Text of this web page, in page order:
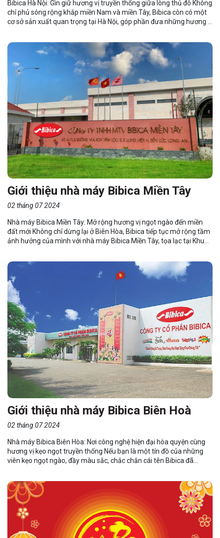
Bibica Hà Nội: Gìn giữ hương vị truyền thống giữa lòng thủ đô Không
chỉ phủ sóng rộng khắp miền Nam và miền Tây, Bibica còn có một
cơ sở sản xuất quan trọng tại Hà Nội, góp phần đưa những hương vị
tại Khu công nghiệp Thăng Long, Hà Nội, một vị trí đắc địa với hệ
thống giao thông thuận lợi. Điều này giúp Bibica dễ dàng tiếp cận
nguồn nguyên liệu...
Giới thiệu nhà máy Bibica Miền Tây
02 tháng 07 2024
Nhà máy Bibica Miền Tây: Mở rộng hương vị ngọt ngào đến miền
đất mới Không chỉ dừng lại ở Biên Hòa, Bibica tiếp tục mở rộng tầm
ảnh hưởng của mình với nhà máy Bibica Miền Tây, tọa lạc tại Khu
trong chiến lược phát triển của Bibica, nhằm đáp ứng nhu cầu ngày
càng tăng của thị trường miền Tây Nam Bộ và hướng tới xuất khẩu.
1.1 Quy mô và công nghệ hiện đại Với diện tích 50.000m2, nhà máy
Bibica Miền Tây được trang bị...
Giới thiệu nhà máy Bibica Biên Hoà
02 tháng 07 2024
Nhà máy Bibica Biên Hòa: Nơi công nghệ hiện đại hòa quyện cùng
hương vị kẹo ngọt truyền thống Nếu bạn là một tín đồ của những
viên kẹo ngọt ngào, đầy màu sắc, chắc chắn cái tên Bibica đã
quyết làm kẹo truyền thống tại nhà máy Bibica Biên Hòa. 1.1 Hành
trình từ truyền thống đến hiện đại Tọa lạc tại Khu công nghiệp Biên
Hòa 1, tỉnh Đồng Nai,...